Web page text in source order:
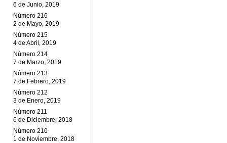
6 de Junio, 2019
Número 216
2 de Mayo, 2019
Número 215
4 de Abril, 2019
Número 214
7 de Marzo, 2019
Número 213
7 de Febrero, 2019
Número 212
3 de Enero, 2019
Número 211
6 de Diciembre, 2018
Número 210
1 de Noviembre, 2018